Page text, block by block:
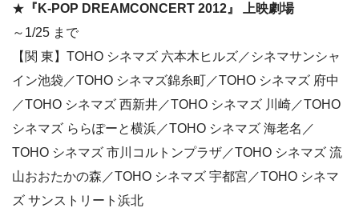
★ 『K-POP DREAMCONCERT 2012』 上映劇場
～1/25 まで
【関 東】TOHO シネマズ 六本木ヒルズ／シネマサンシャ
イン池袋／TOHO シネマズ錦糸町／TOHO シネマズ 府中
／TOHO シネマズ 西新井／TOHO シネマズ 川崎／TOHO
シネマズ ららぽーと横浜／TOHO シネマズ 海老名／
TOHO シネマズ 市川コルトンプラザ／TOHO シネマズ 流
山おおたかの森／TOHO シネマズ 宇都宮／TOHO シネマ
ズ サンストリート浜北